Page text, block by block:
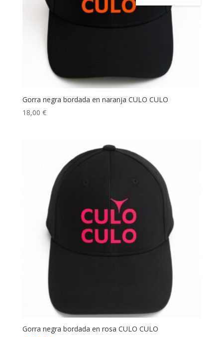
Gorra negra bordada en naranja CULO CULO
18,00 €
Gorra negra bordada en rosa CULO CULO